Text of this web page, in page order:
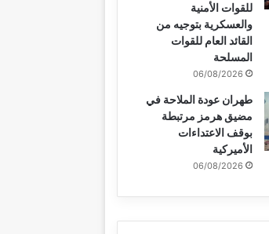
للقوات الأمنية
والعسكرية بتوجيه من
القائد العام للقوات
المسلحة
06/08/2026
طهران عودة الملاحة في
مضيق هرمز مرتبطة
بوقف الاعتداءات
الأميركية
06/08/2026